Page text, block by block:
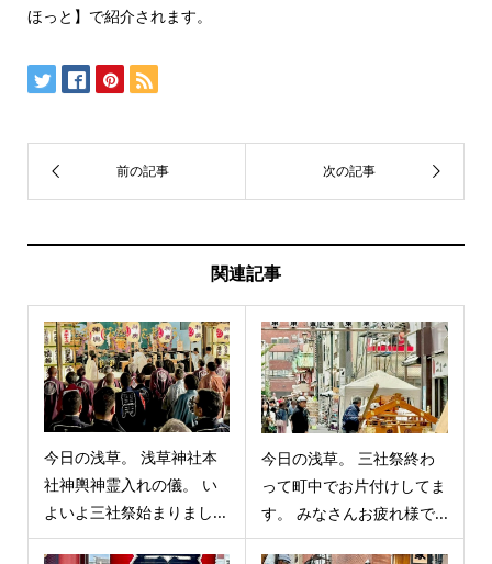
ほっと】で紹介されます。
関連記事
今日の浅草。 浅草神社本
社神輿神霊入れの儀。 い
よいよ三社祭始まりまし...
今日の浅草。 三社祭終わ
って町中でお片付けしてま
す。 みなさんお疲れ様で...